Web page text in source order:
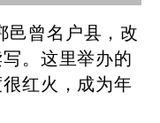
曾名户县，改
。这里举办的
红火，成为年